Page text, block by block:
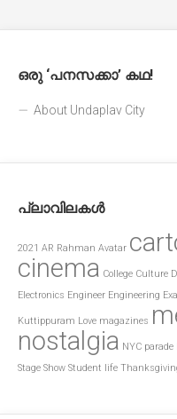
ഒരു ‘പനസക്കാ’ കഥ!
About Undaplav City
പ്ലാവിലകൾ
2021 AR Rahman Avatar
cinema College Culture
Electronics Engineer Engineering
Kuttippuram Love magazines
nostalgia NYC parade
Stage Show Student life